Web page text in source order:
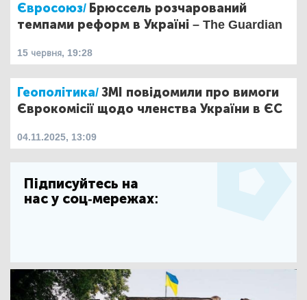
Євросоюз/ Брюссель розчарований
темпами реформ в Україні – The Guardian
15 червня, 19:28
Геополітика/ЗМІ повідомили про вимоги
Єврокомісії щодо членства України в ЄС
04.11.2025, 13:09
Підписуйтесь на
нас у соц-мережах: